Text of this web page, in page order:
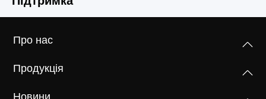
1/3'' CMOS з прогресивним скануванням, не Starlight
Об'єктив
2304× 1296 px
Про нас
Продукція